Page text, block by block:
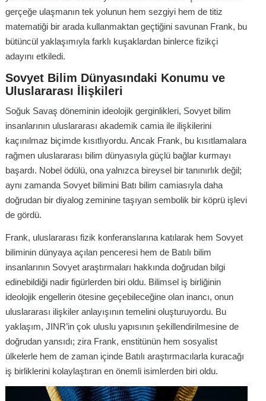
gerçeğe ulaşmanın tek yolunun hem sezgiyi hem de titiz
matematiği bir arada kullanmaktan geçtiğini savunan Frank, bu
bütüncül yaklaşımıyla farklı kuşaklardan binlerce fizikçi
adayını etkiledi.
Sovyet Bilim Dünyasındaki Konumu ve
Uluslararası İlişkileri
Soğuk Savaş döneminin ideolojik gerginlikleri, Sovyet bilim
insanlarının uluslararası akademik camia ile ilişkilerini
kaçınılmaz biçimde kısıtlıyordu. Ancak Frank, bu kısıtlamalara
rağmen uluslararası bilim dünyasıyla güçlü bağlar kurmayı
başardı. Nobel ödülü, ona yalnızca bireysel bir tanınırlık değil;
aynı zamanda Sovyet bilimini Batı bilim camiasıyla daha
doğrudan bir diyalog zeminine taşıyan sembolik bir köprü işlevi
de gördü.
Frank, uluslararası fizik konferanslarına katılarak hem Sovyet
biliminin dünyaya açılan penceresi hem de Batılı bilim
insanlarının Sovyet araştırmaları hakkında doğrudan bilgi
edinebildiği nadir figürlerden biri oldu. Bilimsel iş birliğinin
ideolojik engellerin ötesine geçebileceğine olan inancı, onun
uluslararası ilişkiler anlayışının temelini oluşturuyordu. Bu
yaklaşım, JINR’in çok uluslu yapısının şekillendirilmesine de
doğrudan yansıdı; zira Frank, enstitünün hem sosyalist
ülkelerle hem de zaman içinde Batılı araştırmacılarla kuracağı
iş birliklerini kolaylaştıran en önemli isimlerden biri oldu.